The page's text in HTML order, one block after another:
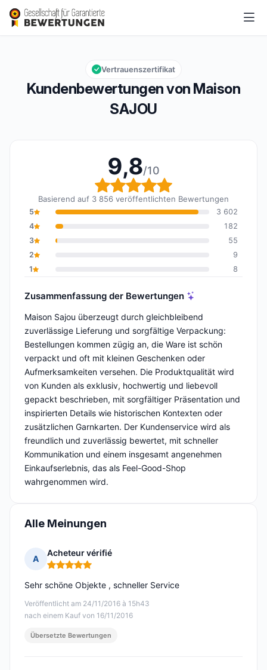
Maison SAJOU
Gesamtbewertung: 9,8 von 10
9,8/10
Kundenbewertungen von Maison
SAJOU
Vertrauenszertifikat
9,8/10
Gesamtbewertung: 9,8
Basierend auf 3 856 veröffentlichten Bewertungen
5
3 602
4
182
3
55
2
9
1
8
Zusammenfassung der Bewertungen
Maison Sajou überzeugt durch gleichbleibend
zuverlässige Lieferung und sorgfältige Verpackung:
Bestellungen kommen zügig an, die Ware ist schön
verpackt und oft mit kleinen Geschenken oder
Aufmerksamkeiten versehen. Die Produktqualität wird
von Kunden als exklusiv, hochwertig und liebevoll
gepackt beschrieben, mit sorgfältiger Präsentation und
inspirierten Details wie historischen Kontexten oder
zusätzlichen Garnkarten. Der Kundenservice wird als
freundlich und zuverlässig bewertet, mit schneller
Kommunikation und einem insgesamt angenehmen
Einkaufserlebnis, das als Feel-Good-Shop
wahrgenommen wird.
Alle Meinungen
A
Acheteur vérifié
Hinweis: 5 von 5
Veröffentlicht am 24/11/2016 à 15h43
nach einem Kauf von 16/11/2016
Sehr schöne Objekte , schneller Service
Übersetzte Bewertungen